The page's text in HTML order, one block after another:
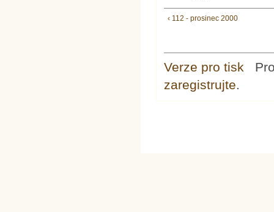
‹ 112 - prosinec 2000
Verze pro tisk
zaregistrujte.